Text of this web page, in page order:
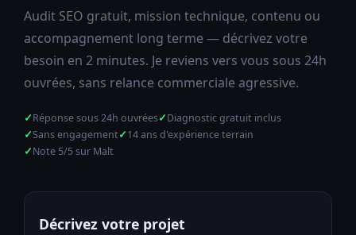
Audit SEO gratuit, mission technique, contenu ou
accompagnement long terme — décrivez votre
besoin en 2 minutes. Je reviens vers vous sous 24h
ouvrées, sans relance commerciale agressive.
Réponse sous 24h ouvrées
Diagnostic gratuit inclus
Sans engagement
14 ans d'expérience terrain
Note 5/5 sur Malt
Décrivez votre projet